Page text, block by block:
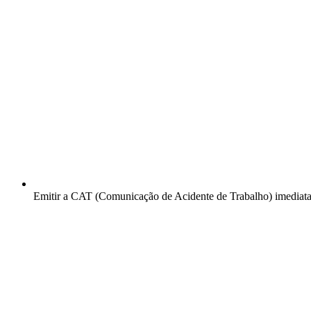
Emitir a CAT (Comunicação de Acidente de Trabalho)